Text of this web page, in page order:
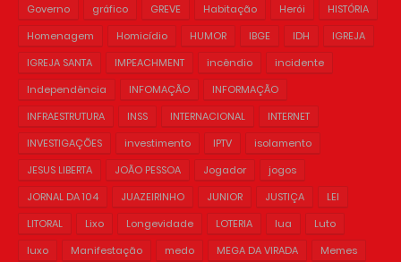
Governo
gráfico GREVE Habitação Herói
HISTÓRIA
Homenagem
Homicídio HUMOR IBGE IDH
IGREJA
IGREJA SANTA
IMPEACHMENT incêndio
incidente
Independência
INFOMAÇÃO
INFORMAÇÃO
INFRAESTRUTURA
INSS INTERNACIONAL
INTERNET
INVESTIGAÇÕES
investimento IPTV
isolamento
JESUS LIBERTA
JOÃO PESSOA Jogador
jogos
JORNAL DA 104
JUAZEIRINHO JUNIOR JUSTIÇA
LEI
LITORAL
Lixo Longevidade LOTERIA lua
Luto
luxo
Manifestação medo MEGA DA VIRADA
Memes